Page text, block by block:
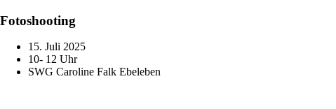
Fotoshooting
15. Juli 2025
10- 12 Uhr
SWG Caroline Falk Ebeleben